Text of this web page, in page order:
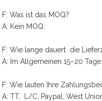
F: Was ist das MOQ?
A: Kein MOQ.
F: Wie lange dauert die
A: Im Allgemeinen 15–20
F: Wie lauten Ihre
A: TT, L/C, Paypal, West